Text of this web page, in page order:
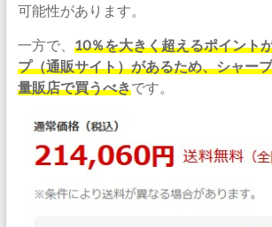
可能性があります。
一方で、 10％を大きく超えるポイント
プ（通販サイト）があるため、シャー
量販店で買うべきです。